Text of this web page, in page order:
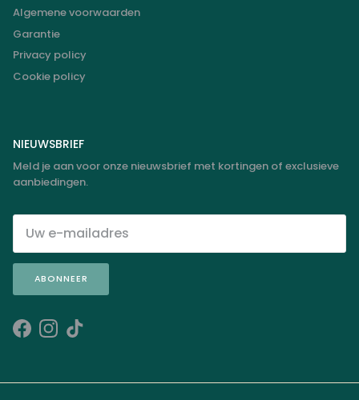
Algemene voorwaarden
Garantie
Privacy policy
Cookie policy
NIEUWSBRIEF
Meld je aan voor onze nieuwsbrief met kortingen of exclusieve
aanbiedingen.
ABONNEER
Facebook
Instagram
TikTok